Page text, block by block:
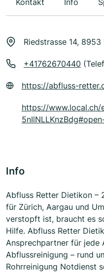
Kontakt Info
Riedstrasse 14,
+41762670440
https://abfluss-
https://www.local.ch/
Info
Abfluss Retter Dietikon –
für Zürich, Aargau und
verstopft ist, braucht es
Hilfe. Abfluss Retter
Ansprechpartner für jede
Abflussreinigung – rund
Rohrreinigung Notdienst